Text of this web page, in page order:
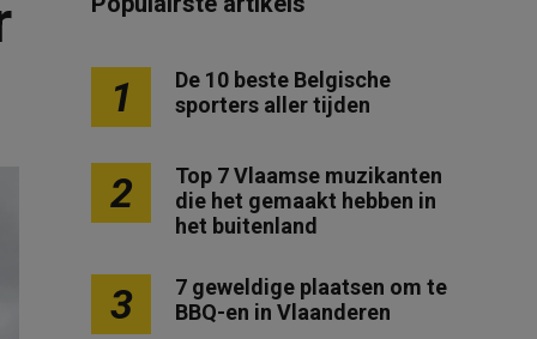
1
De 10 beste Belgische
sporters aller tijden
2
Top 7 Vlaamse muzikanten
die het gemaakt hebben in
het buitenland
3
7 geweldige plaatsen om te
BBQ-en in Vlaanderen